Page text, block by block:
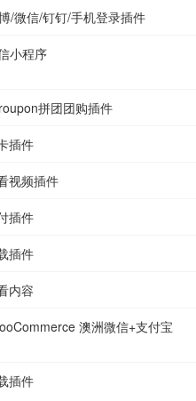
/微信/钉钉/手机登录插件
小程序
拼团团购插件
插件
视频插件
插件
插件
内容
澳洲微信+支付宝
插件